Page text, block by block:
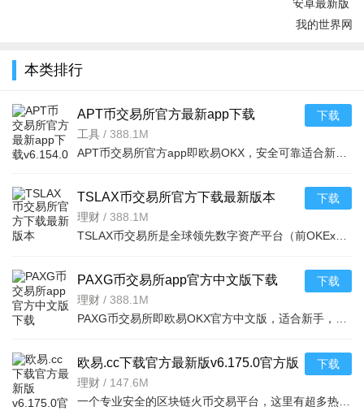
我的世界网
本类排行
APT币交易所官方最新app下载
v6.154.0官方版
工具 / 388.1M
下载
TSLAX币交易所官方下载最新版本
v6.168.0官方版
理财 / 388.1M
下载
PAXG币交易所app官方中文版下载
v6.154.0官方版
理财 / 388.1M
下载
欧易.cc下载官方最新版v6.175.0官方版
理财 / 147.6M
下载